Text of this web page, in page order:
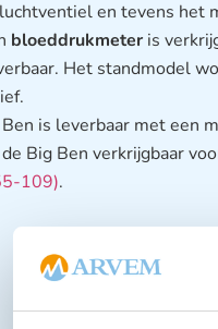
en tevens het
bloeddrukmeter is
Het standmodel
is leverbaar met een
Big Ben verkrijgbaar
109).